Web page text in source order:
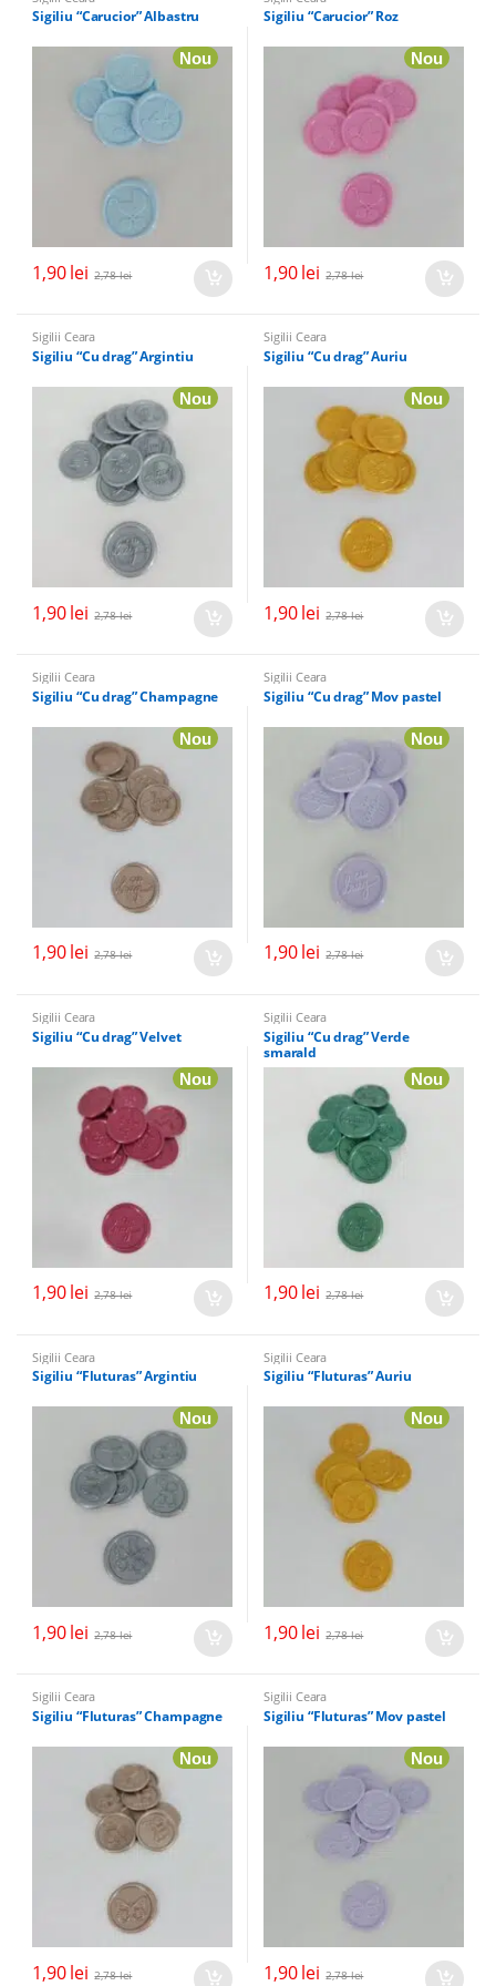
Sigiliu “Carucior” Albastru
Nou
1,90lei 2,78lei
Sigiliu “Carucior” Roz
Nou
1,90lei 2,78lei
Sigilii Ceara
Sigiliu “Cu drag” Argintiu
Nou
1,90lei 2,78lei
Sigilii Ceara
Sigiliu “Cu drag” Auriu
Nou
1,90lei 2,78lei
Sigilii Ceara
Sigiliu “Cu drag” Champagne
Nou
1,90lei 2,78lei
Sigilii Ceara
Sigiliu “Cu drag” Mov pastel
Nou
1,90lei 2,78lei
Sigilii Ceara
Sigiliu “Cu drag” Velvet
Nou
1,90lei 2,78lei
Sigilii Ceara
Sigiliu “Cu drag” Verde
smarald
Nou
1,90lei 2,78lei
Sigilii Ceara
Sigiliu “Fluturas” Argintiu
Nou
1,90lei 2,78lei
Sigilii Ceara
Sigiliu “Fluturas” Auriu
Nou
1,90lei 2,78lei
Sigilii Ceara
Sigiliu “Fluturas” Champagne
Nou
1,90lei 2,78lei
Sigilii Ceara
Sigiliu “Fluturas” Mov pastel
Nou
1,90lei 2,78lei